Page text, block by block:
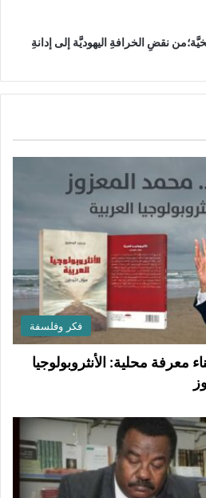
نقضِ الخرافةِ اليهوديَّة إلى إدانةِ
فكر وفلسفة
معرفة محلية: الأنثروبولوجيا